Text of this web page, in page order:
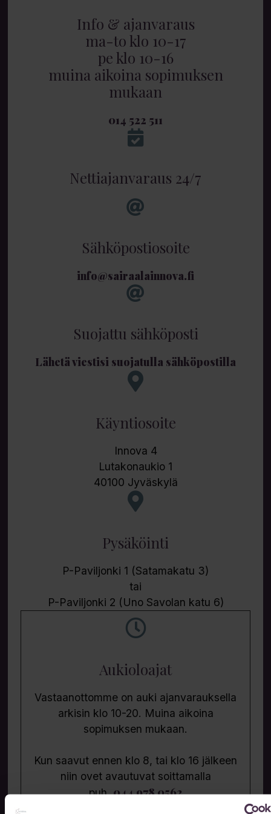
Info & ajanvaraus
ma-to klo 10-17
pe klo 10-16
muina aikoina sopimuksen
mukaan
014 522 511
Nettiajanvaraus 24/7
Sähköpostiosoite
info@sairaalainnova.fi
Suojattu sähköposti
Lähetä viestisi suojatulla sähköpostilla
Käyntiosoite
Innova 4
Lutakonaukio 1
40100 Jyväskylä
Pysäköinti
P-Paviljonki 1 (Satamakatu 3)
tai
P-Paviljonki 2 (Uno Savolan katu 6)
Aukioloajat
Vastaanottomme on auki ajanvarauksella
arkisin klo 10-20. Muina aikoina
sopimuksen mukaan.
Kun saavut ennen klo 8, tai klo 16 jälkeen
niin ovet avautuvat soittamalla
puh.044 978 0562